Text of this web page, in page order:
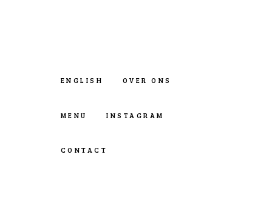
ENGLISH OVER ONS
MENU INSTAGRAM
CONTACT